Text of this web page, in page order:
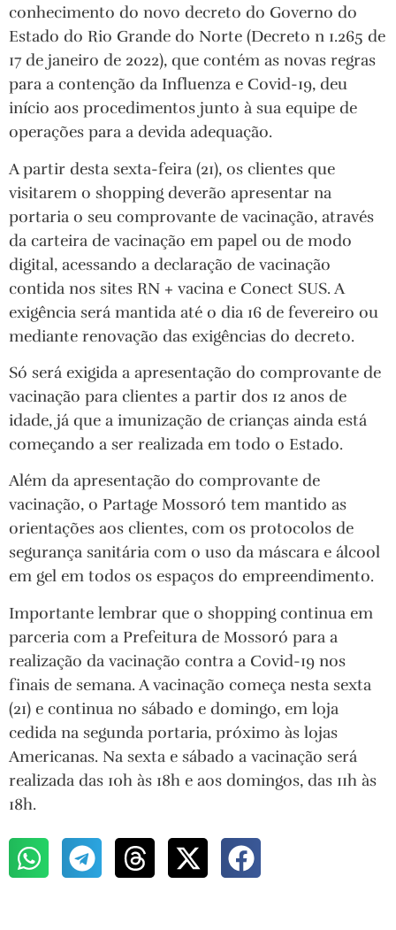
conhecimento do novo decreto do Governo do
Estado do Rio Grande do Norte (Decreto n 1.265 de
17 de janeiro de 2022), que contém as novas regras
para a contenção da Influenza e Covid-19, deu
início aos procedimentos junto à sua equipe de
operações para a devida adequação.
A partir desta sexta-feira (21), os clientes que
visitarem o shopping deverão apresentar na
portaria o seu comprovante de vacinação, através
da carteira de vacinação em papel ou de modo
digital, acessando a declaração de vacinação
contida nos sites RN + vacina e Conect SUS. A
exigência será mantida até o dia 16 de fevereiro ou
mediante renovação das exigências do decreto.
Só será exigida a apresentação do comprovante de
vacinação para clientes a partir dos 12 anos de
idade, já que a imunização de crianças ainda está
começando a ser realizada em todo o Estado.
Além da apresentação do comprovante de
vacinação, o Partage Mossoró tem mantido as
orientações aos clientes, com os protocolos de
segurança sanitária com o uso da máscara e álcool
em gel em todos os espaços do empreendimento.
Importante lembrar que o shopping continua em
parceria com a Prefeitura de Mossoró para a
realização da vacinação contra a Covid-19 nos
finais de semana. A vacinação começa nesta sexta
(21) e continua no sábado e domingo, em loja
cedida na segunda portaria, próximo às lojas
Americanas. Na sexta e sábado a vacinação será
realizada das 10h às 18h e aos domingos, das 11h às
18h.